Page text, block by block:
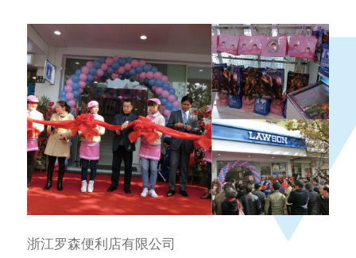
浙江罗森便利店有限公司